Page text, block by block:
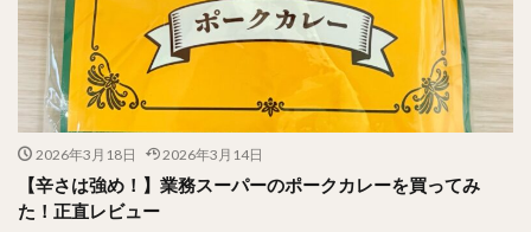
2026年3月18日 2026年3月14日
【辛さは強め！】業務スーパーのポークカレーを買ってみ
た！正直レビュー